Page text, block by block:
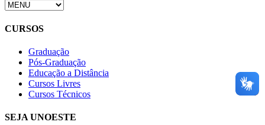
CURSOS
Graduação
Pós-Graduação
Educação a Distância
Cursos Livres
Cursos Técnicos
SEJA UNOESTE